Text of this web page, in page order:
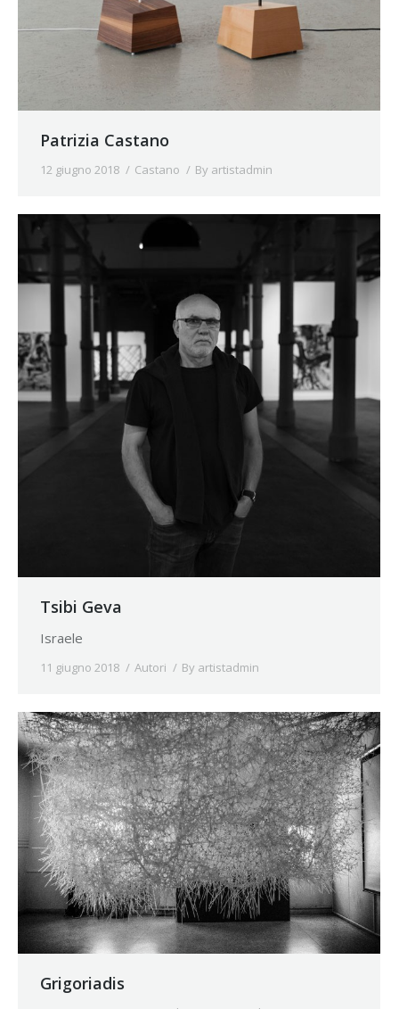
Patrizia Castano
12 giugno 2018 Castano By artistadmin
Tsibi Geva
Israele
11 giugno 2018 Autori By artistadmin
Grigoriadis